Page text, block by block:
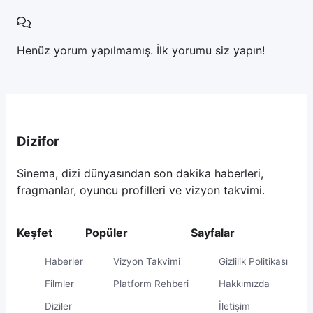
hayranları için kaçırılmaması gereken bir
Henüz yorum yapılmamış. İlk yorumu siz yapın!
Dizifor
Sinema, dizi dünyasından son dakika haberleri,
fragmanlar, oyuncu profilleri ve vizyon takvimi.
Keşfet
Haberler
Filmler
Diziler
Popüler
Vizyon Takvimi
Platform Rehberi
Sayfalar
Gizlilik Politikası
Hakkımızda
İletişim